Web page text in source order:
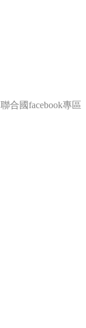
聯合國facebook專區